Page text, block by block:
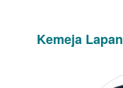
Kemeja